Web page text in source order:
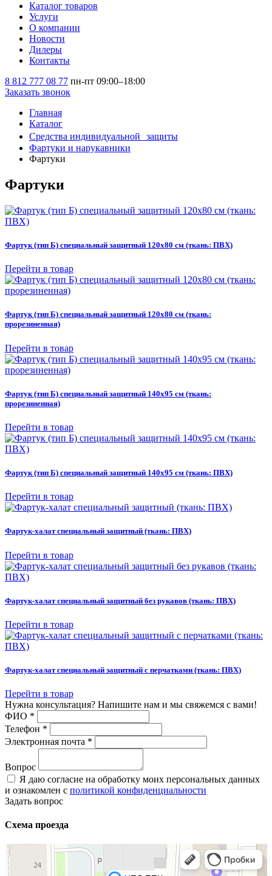
Каталог товаров
Услуги
О компании
Новости
Дилеры
Контакты
8 812 777 08 77 пн-пт 09:00–18:00
Заказать звонок
Главная
Каталог
Средства индивидуальной защиты
Фартуки и нарукавники
Фартуки
Фартуки
Фартук (тип Б) специальный защитный 120х80 см (ткань: ПВХ)
Перейти в товар
Фартук (тип Б) специальный защитный 120х80 см (ткань:
прорезиненная)
Перейти в товар
Фартук (тип Б) специальный защитный 140х95 см (ткань:
прорезиненная)
Перейти в товар
Фартук (тип Б) специальный защитный 140х95 см (ткань: ПВХ)
Перейти в товар
Фартук-халат специальный защитный (ткань: ПВХ)
Перейти в товар
Фартук-халат специальный защитный без рукавов (ткань: ПВХ)
Перейти в товар
Фартук-халат специальный защитный с перчатками (ткань: ПВХ)
Перейти в товар
Нужна консультация? Напишите нам и мы свяжемся с вами!
ФИО *
Телефон *
Электронная почта *
Вопрос
Я даю согласие на обработку моих персональных данных
и ознакомлен с политикой конфиденциальности
Задать вопрос
Схема проезда